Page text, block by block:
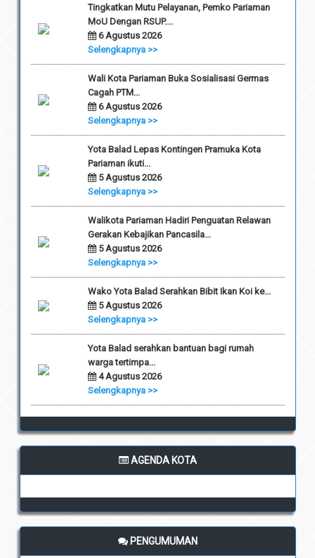
Tingkatkan Mutu Pelayanan, Pemko Pariaman
MoU Dengan RSUP....
6 Agustus 2026
Selengkapnya >>
Wali Kota Pariaman Buka Sosialisasi Germas
Cagah PTM...
6 Agustus 2026
Selengkapnya >>
Yota Balad Lepas Kontingen Pramuka Kota
Pariaman ikuti...
5 Agustus 2026
Selengkapnya >>
Walikota Pariaman Hadiri Penguatan Relawan
Gerakan Kebajikan Pancasila...
5 Agustus 2026
Selengkapnya >>
Wako Yota Balad Serahkan Bibit Ikan Koi ke...
5 Agustus 2026
Selengkapnya >>
Yota Balad serahkan bantuan bagi rumah
warga tertimpa...
4 Agustus 2026
Selengkapnya >>
AGENDA KOTA
PENGUMUMAN